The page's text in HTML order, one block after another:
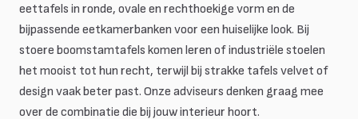
eettafels in ronde, ovale en rechthoekige vorm en de
bijpassende eetkamerbanken voor een huiselijke look. Bij
stoere boomstamtafels komen leren of industriële stoelen
het mooist tot hun recht, terwijl bij strakke tafels velvet of
design vaak beter past. Onze adviseurs denken graag mee
over de combinatie die bij jouw interieur hoort.